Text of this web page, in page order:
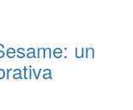
un